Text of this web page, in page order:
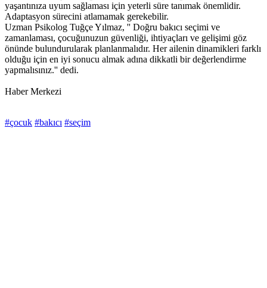
yaşantınıza uyum sağlaması için yeterli süre tanımak önemlidir.
Adaptasyon sürecini atlamamak gerekebilir.
Uzman Psikolog Tuğçe Yılmaz, '' Doğru bakıcı seçimi ve
zamanlaması, çocuğunuzun güvenliği, ihtiyaçları ve gelişimi göz
önünde bulundurularak planlanmalıdır. Her ailenin dinamikleri farklı
olduğu için en iyi sonucu almak adına dikkatli bir değerlendirme
yapmalısınız.'' dedi.
Haber Merkezi
#çocuk #bakıcı #seçim